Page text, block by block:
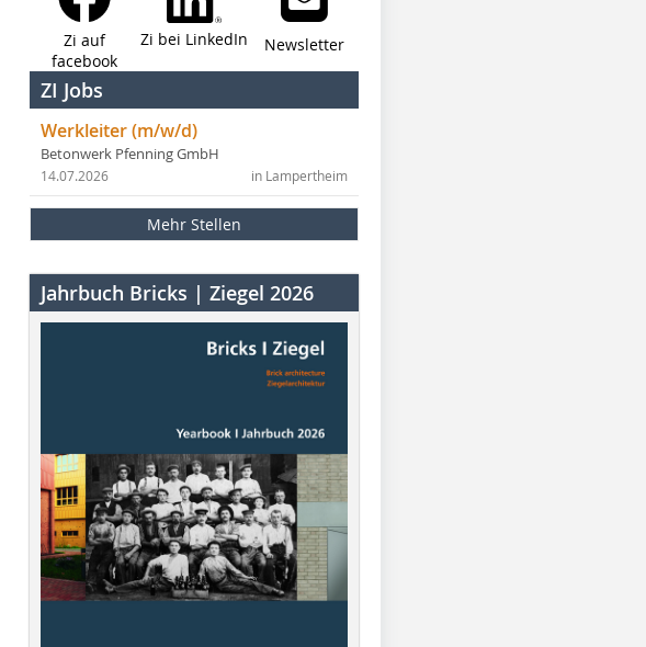
Zi auf
facebook
Zi bei LinkedIn Newsletter
ZI Jobs
Werkleiter (m/w/d)
Betonwerk Pfenning GmbH
in Lampertheim
14.07.2026
Mehr Stellen
Jahrbuch Bricks | Ziegel 2026